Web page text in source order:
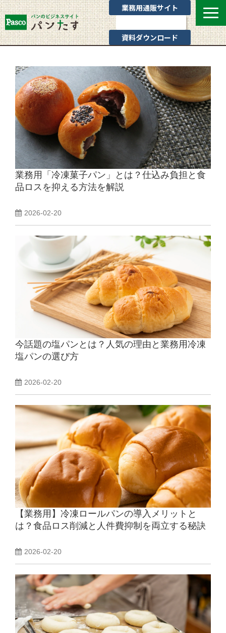
業務用通販サイト
資料ダウンロード
業態別提案
カテゴリ一覧
お役立ちブログ
Pascoのサポート
通販サイトのご案内
よくあるご質問
業務用「冷凍菓子パン」とは？仕込み負担と食
品ロスを抑える方法を解説
2026-02-20
今話題の塩パンとは？人気の理由と業務用冷凍
塩パンの選び方
2026-02-20
【業務用】冷凍ロールパンの導入メリットと
は？食品ロス削減と人件費抑制を両立する秘訣
2026-02-20